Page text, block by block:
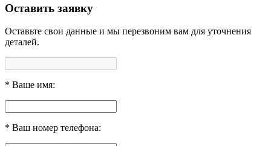
Оставить заявку
Оставьте свои данные и мы перезвоним вам для уточнения
деталей.
* Ваше имя:
* Ваш номер телефона: